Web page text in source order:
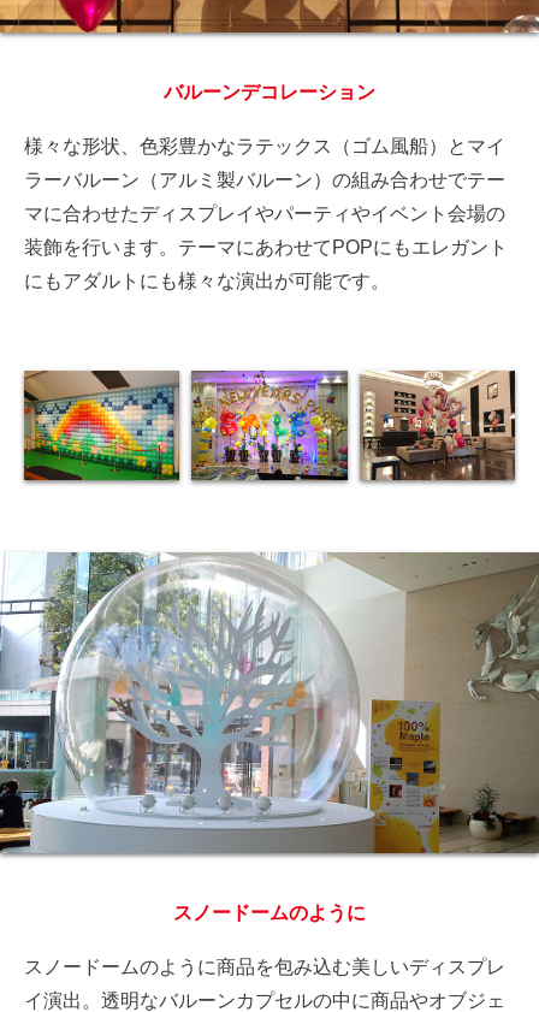
バルーンデコレーション
様々な形状、色彩豊かなラテックス（ゴム風船）とマイ
ラーバルーン（アルミ製バルーン）の組み合わせでテー
マに合わせたディスプレイやパーティやイベント会場の
装飾を行います。テーマにあわせてPOPにもエレガント
にもアダルトにも様々な演出が可能です。
スノードームのように
スノードームのように商品を包み込む美しいディスプレ
イ演出。透明なバルーンカプセルの中に商品やオブジェ